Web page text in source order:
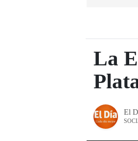
La
El